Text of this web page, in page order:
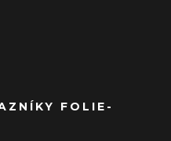
FOLIE-